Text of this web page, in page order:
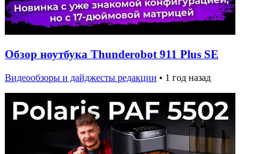
Обзор ноутбука Thunderobot 911 Plus SE
Видеообзоры и дайджесты редакции • 1 год назад